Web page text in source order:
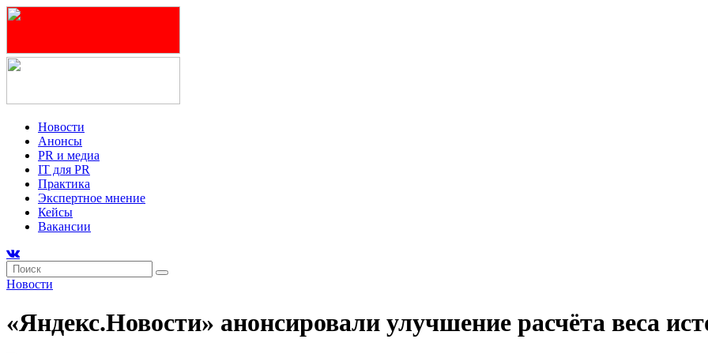
Новости
Анонсы
PR и медиа
IT для PR
Практика
Экспертное мнение
Кейсы
Вакансии
Новости
«Яндекс.Новости» анонсировали улучшение расчёта веса